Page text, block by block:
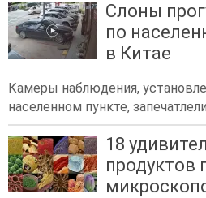
Слоны
по
в Китае
Камеры наблюдения,
населенном пункте,
18
продуктов